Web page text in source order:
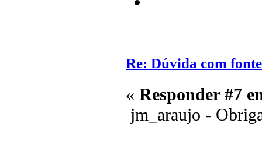
Re: Dúvida com
« Responder #7
jm_araujo -